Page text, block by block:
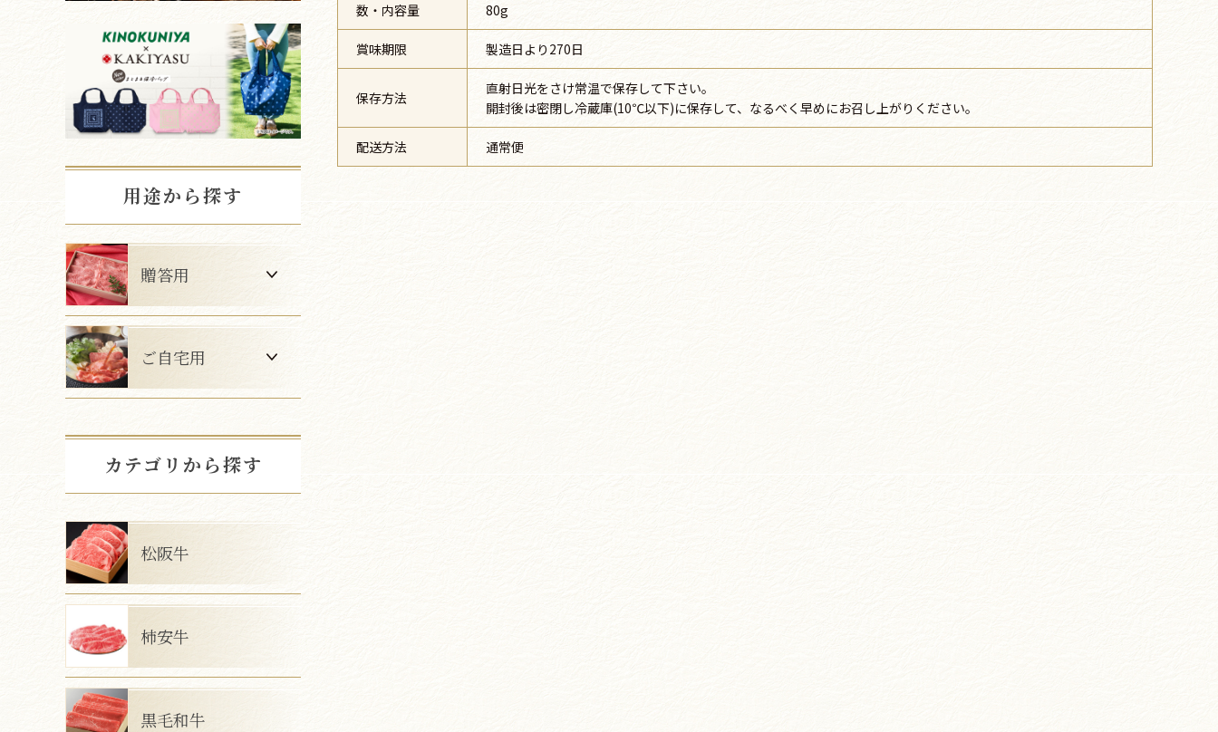
数・内容量 80g
賞味期限 製造日より270日
保存方法
直射日光をさけ常温で保存して下さい。
開封後は密閉し冷蔵庫(10℃以下)に保存して、なるべく早めにお召し上がりください。
配送方法 通常便
用途から探す
贈答用
ご自宅用
カテゴリから探す
松阪牛
柿安牛
黒毛和牛